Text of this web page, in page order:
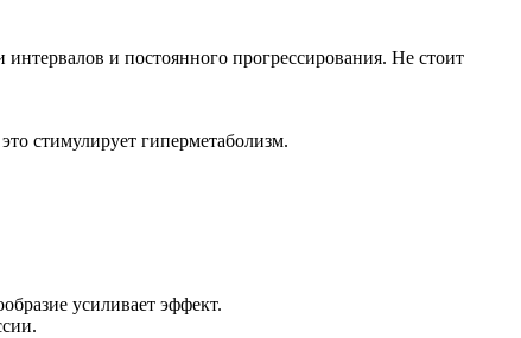
и постоянного прогрессирования. Не стоит
стимулирует гиперметаболизм.
усиливает эффект.